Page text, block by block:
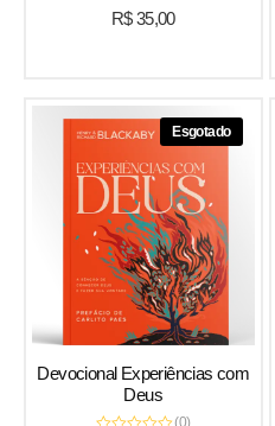
R$35,00
Esgotado
Devocional Experiências com
Deus